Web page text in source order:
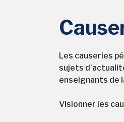
Les causeries
sujets
enseignants de
Visionner les